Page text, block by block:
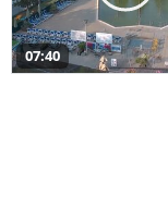
07:40